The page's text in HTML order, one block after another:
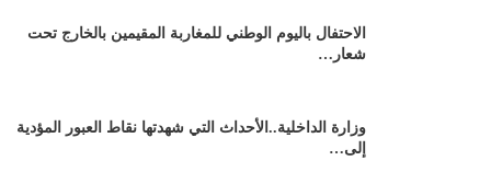
الاحتفال باليوم الوطني للمغاربة المقيمين بالخارج تحت
شعار…
وزارة الداخلية..الأحداث التي شهدتها نقاط العبور المؤدية
إلى…